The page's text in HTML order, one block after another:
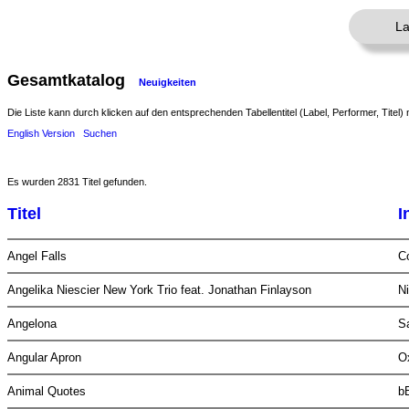
Gesamtkatalog Neuigkeiten
Die Liste kann durch klicken auf den entsprechenden Tabellentitel (Label, Performer,
English Version
Suchen
Es wurden 2831 Titel gefunden.
Titel
Angel Falls
Angelika Niescier New York Trio feat. Jonathan Finlayson
Angelona
Angular Apron
Animal Quotes